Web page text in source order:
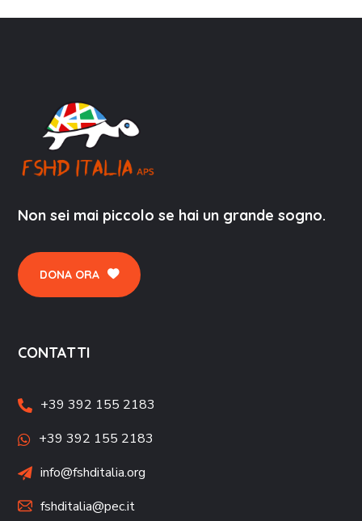
Non sei mai piccolo se hai un grande sogno.
DONA ORA
CONTATTI
+39 392 155 2183
+39 392 155 2183
info@fshditalia.org
fshditalia@pec.it